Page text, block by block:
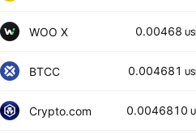
WOO X 0.00468
BTCC 0.004681
Crypto.com 0.0046810